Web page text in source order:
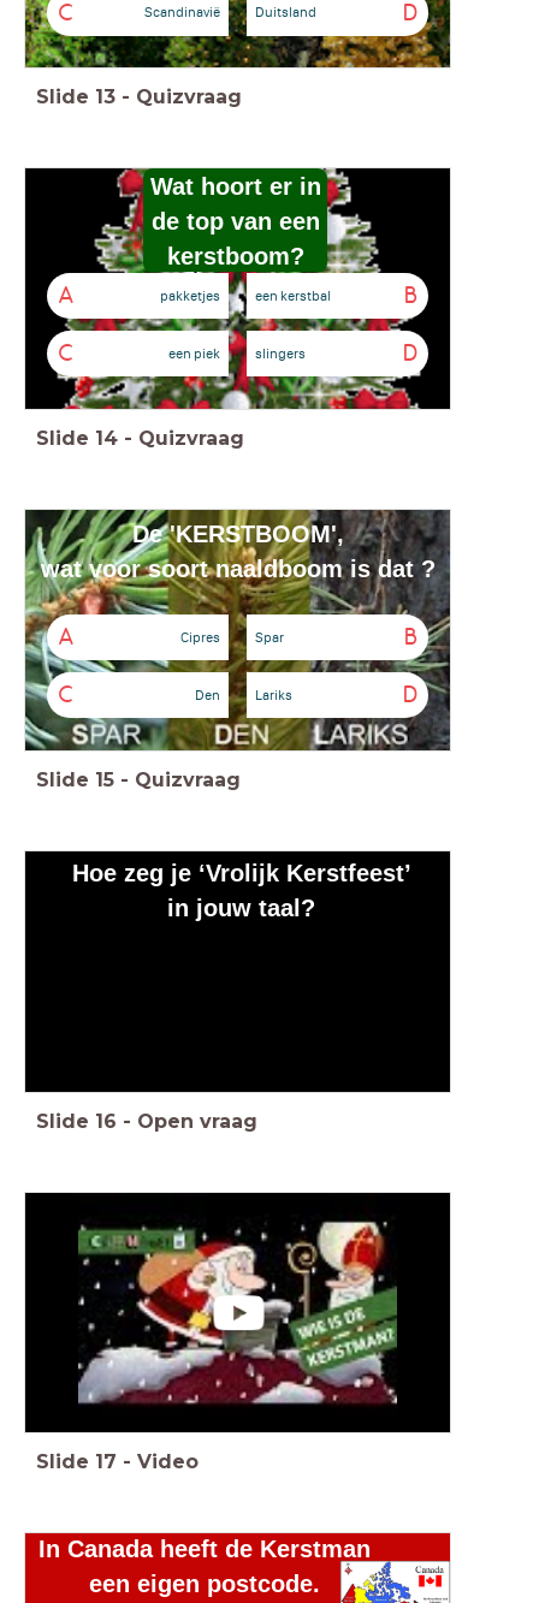
C Scandinavië D
Duitsland
Slide 13 - Quizvraag
Wat hoort er in
de top van een
kerstboom?
A pakketjes B
een kerstbal
C een piek D
slingers
Slide 14 - Quizvraag
De 'KERSTBOOM',
wat voor soort naaldboom is dat ?
A Cipres B
Spar
C Den D
Lariks
Slide 15 - Quizvraag
Hoe zeg je ‘Vrolijk Kerstfeest’
in jouw taal?
Slide 16 - Open vraag
Slide 17 - Video
In Canada heeft de Kerstman
een eigen postcode.